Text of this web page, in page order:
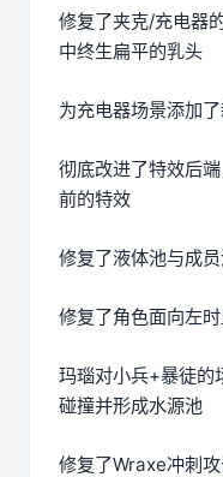
修复了夹克/充电器
中终生扁平的乳头
为充电器场景添加
彻底改进了特效后
前的特效
修复了液体池与成
修复了角色面向左
玛瑙对小兵+暴徒的
碰撞并形成水源池
修复了Wraxe冲刺